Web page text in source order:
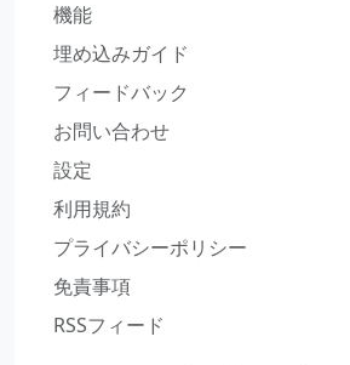
機能
埋め込みガイド
フィードバック
お問い合わせ
設定
利用規約
プライバシーポリシー
免責事項
RSSフィード